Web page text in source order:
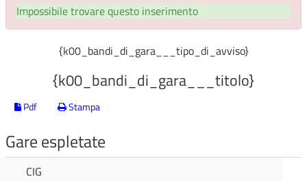
Impossibile trovare questo inserimento
{k00_bandi_di_gara___tipo_di_avviso}
{k00_bandi_di_gara___titolo}
Pdf Stampa
Gare espletate
CIG